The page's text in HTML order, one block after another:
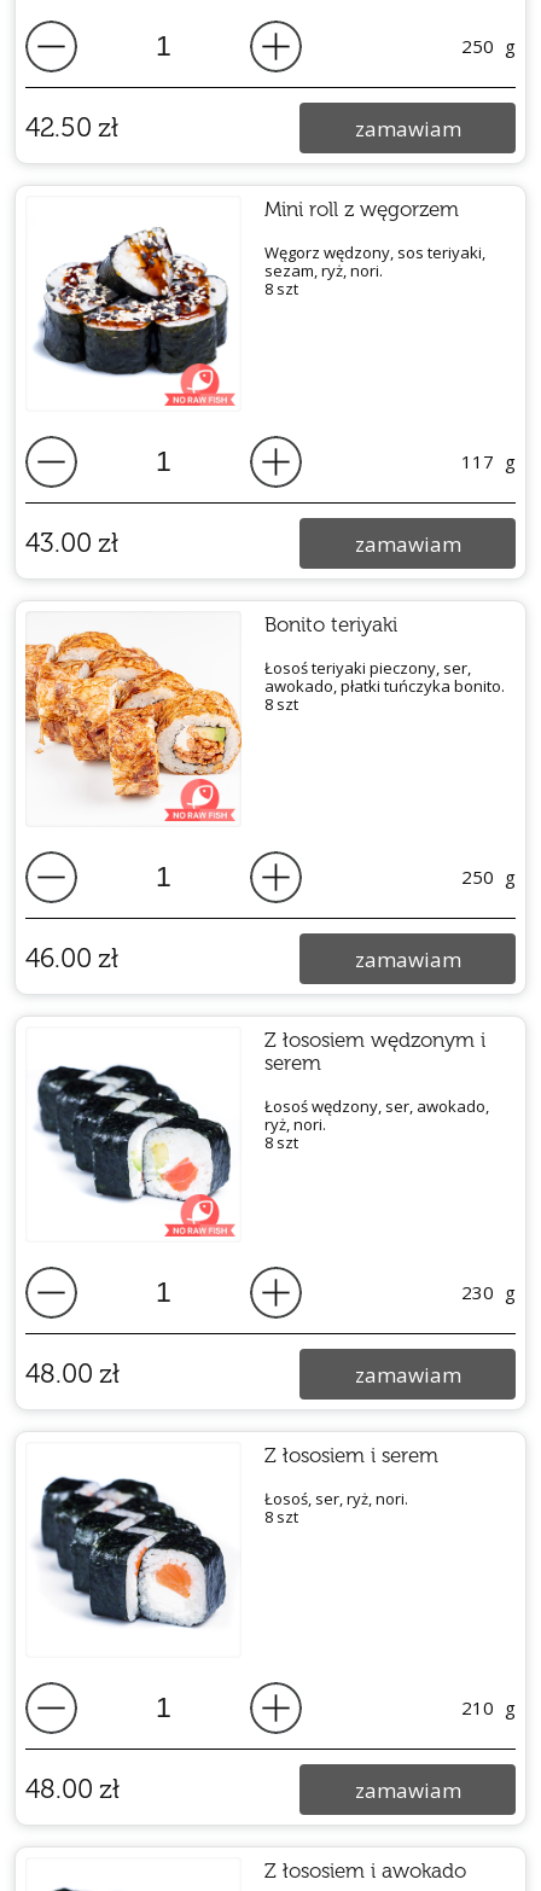
250 g
42.50 zł zamawiam
Mini roll z węgorzem
Węgorz wędzony, sos teriyaki,
sezam, ryż, nori.
8 szt
117 g
43.00 zł zamawiam
Bonito teriyaki
Łosoś teriyaki pieczony, ser,
awokado, płatki tuńczyka bonito.
8 szt
250 g
46.00 zł zamawiam
Z łososiem wędzonym i
serem
Łosoś wędzony, ser, awokado,
ryż, nori.
8 szt
230 g
48.00 zł zamawiam
Z łososiem i serem
Łosoś, ser, ryż, nori.
8 szt
210 g
48.00 zł zamawiam
Z łososiem i awokado